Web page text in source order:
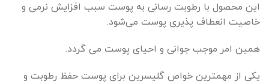
این محصول با رطوبت رسانی به پوست سبب افزایش نرمی و
خاصیت انعطاف پذیری پوست می‌شود.
همین امر موجب جوانی و احیای پوست می گردد.
یکی از مهمترین خواص گلیسرین برای پوست حفظ رطوبت و